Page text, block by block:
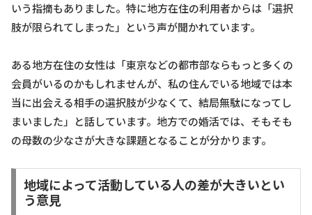
いう指摘もありました。特に地方在住の利用者からは「選択
肢が限られてしまった」という声が聞かれています。
ある地方在住の女性は「東京などの都市部ならもっと多くの
会員がいるのかもしれませんが、私の住んでいる地域では本
当に出会える相手の選択肢が少なくて、結局無駄になってし
まいました」と話しています。地方での婚活では、そもそも
の母数の少なさが大きな課題となることが分かります。
地域によって活動している人の差が大きいとい
う意見